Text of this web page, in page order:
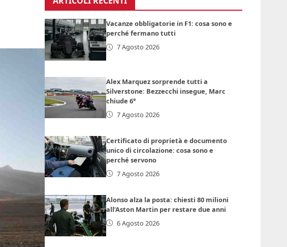
Vacanze obbligatorie in F1: cosa sono e
perché fermano tutti
7 Agosto 2026
Alex Marquez sorprende tutti a
Silverstone: Bezzecchi insegue, Marc
chiude 6°
7 Agosto 2026
Certificato di proprietà e documento
unico di circolazione: cosa sono e
perché servono
7 Agosto 2026
Alonso alza la posta: chiesti 80 milioni
all’Aston Martin per restare due anni
6 Agosto 2026